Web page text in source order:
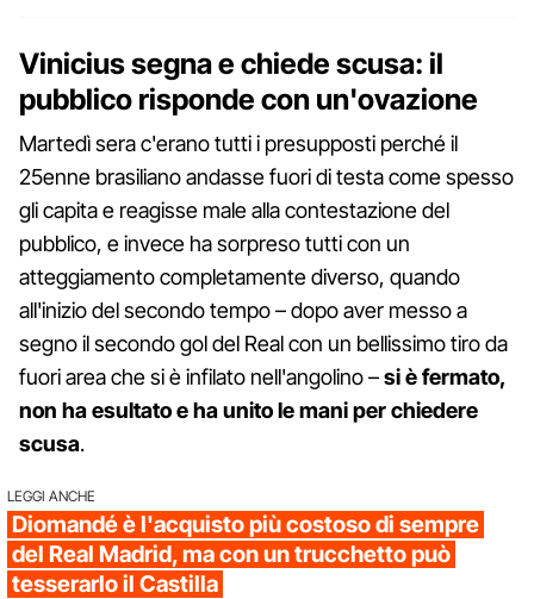
Vinicius segna e chiede scusa: il
pubblico risponde con un'ovazione
Martedì sera c'erano tutti i presupposti perché il
25enne brasiliano andasse fuori di testa come spesso
gli capita e reagisse male alla contestazione del
pubblico, e invece ha sorpreso tutti con un
atteggiamento completamente diverso, quando
all'inizio del secondo tempo – dopo aver messo a
segno il secondo gol del Real con un bellissimo tiro da
fuori area che si è infilato nell'angolino –si è fermato,
non ha esultato e ha unito le mani per chiedere
scusa.
LEGGI ANCHE
Diomandé è l'acquisto più costoso di sempre
del Real Madrid, ma con un trucchetto può
tesserarlo il Castilla